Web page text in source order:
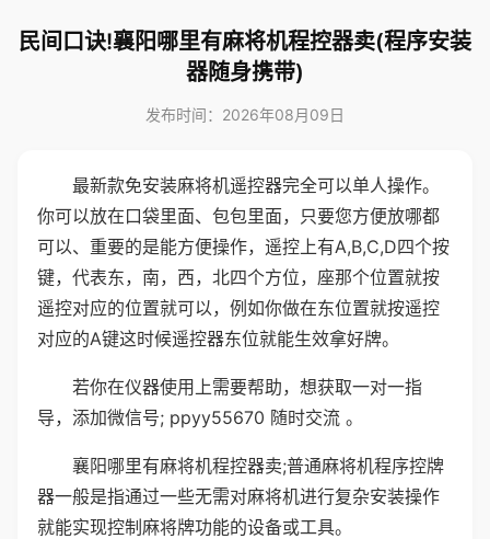
民间口诀!襄阳哪里有麻将机程控器卖(程序安装
器随身携带)
发布时间：2026年08月09日
最新款免安装麻将机遥控器完全可以单人操作。
你可以放在口袋里面、包包里面，只要您方便放哪都
可以、重要的是能方便操作，遥控上有A,B,C,D四个按
键，代表东，南，西，北四个方位，座那个位置就按
遥控对应的位置就可以，例如你做在东位置就按遥控
对应的A键这时候遥控器东位就能生效拿好牌。
若你在仪器使用上需要帮助，想获取一对一指
导，添加微信号; ppyy55670 随时交流 。
襄阳哪里有麻将机程控器卖;普通麻将机程序控牌
器一般是指通过一些无需对麻将机进行复杂安装操作
就能实现控制麻将牌功能的设备或工具。